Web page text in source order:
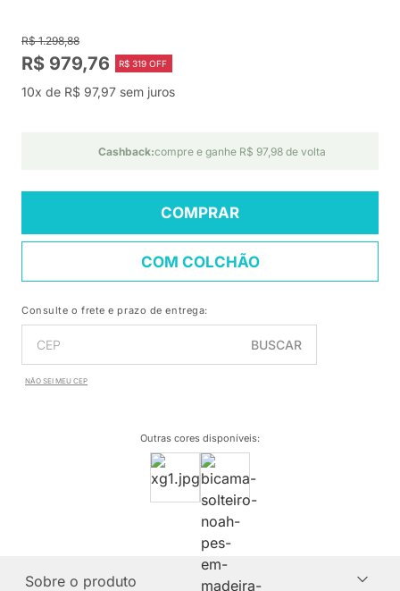
R$ 1.298,88
R$ 979,76 R$ 319 OFF
10x de R$ 97,97 sem juros
Cashback:compre e ganhe R$ 97,98 de volta
COMPRAR
COM COLCHÃO
Consulte o frete e prazo de entrega:
BUSCAR
NÃO SEI MEU CEP
Outras cores disponíveis:
Sobre o produto